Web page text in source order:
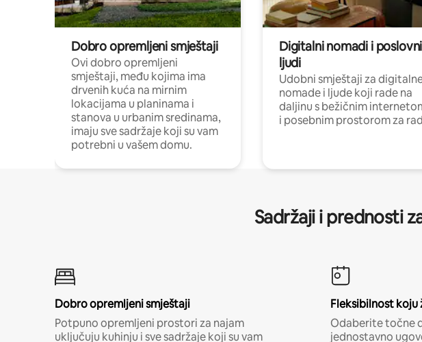
Dobro opremljeni smještaji
Ovi dobro opremljeni
smještaji, među kojima ima
drvenih kuća na mirnim
lokacijama u planinama i
stanova u urbanim sredinama,
imaju sve sadržaje koji su vam
potrebni u vašem domu.
Digitalni nomadi i poslovni
ljudi
Udobni smještaji za
nomade i ljude koji rade na
daljinu s bežičnim
i posebnim prostorom za
Sadržaji i prednosti
Dobro opremljeni smještaji
Potpuno opremljeni prostori za najam
uključuju kuhinju i sve sadržaje koji su vam
Fleksibilnost koju
Odaberite točne
jednostavno